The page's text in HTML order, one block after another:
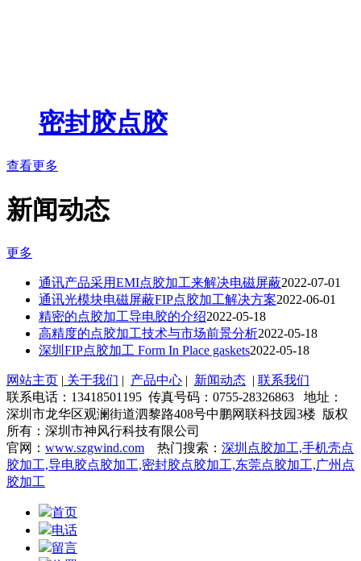
密封胶点胶
查看更多
新闻动态
更多
通讯产品采用EMI点胶加工来解决电磁屏蔽2022-07-01
通讯光模块电磁屏蔽FIP点胶加工解决方案2022-06-01
精密的点胶加工导电胶的介绍2022-05-18
高精度的点胶加工技术与市场前景分析2022-05-18
深圳FIP点胶加工 Form In Place gaskets2022-05-18
网站主页 | 关于我们 | 产品中心 | 新闻动态 | 联系我们
联系电话：13418501195 传真号码：0755-28326863 地址：
深圳市龙华区观澜街道泗黎路408号中鹏网联科技园3楼 版权
所有：深圳市神风行科技有限公司
官网： www.szgwind.com 热门搜索： 深圳点胶加工,手机壳点
胶加工,导电胶点胶加工,密封胶点胶加工,东莞点胶加工,广州点
胶加工
首页
电话
留言